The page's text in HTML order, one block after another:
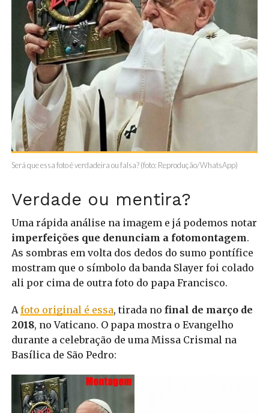
Será que essa foto é verdadeira ou falsa? (foto: Reprodução/WhatsApp)
Verdade ou mentira?
Uma rápida análise na imagem e já podemos notar
imperfeições que denunciam a fotomontagem.
As sombras em volta dos dedos do sumo pontífice
mostram que o símbolo da banda Slayer foi colado
ali por cima de outra foto do papa Francisco.
Afoto original é essa, tirada no final de março de
2018, no Vaticano. O papa mostra o Evangelho
durante a celebração de uma Missa Crismal na
Basílica de São Pedro: